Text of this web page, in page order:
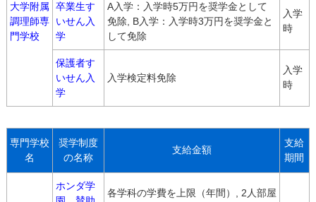
大学附属
調理師専
門学校
卒業生す
いせん入
学
A入学：入学時5万円を奨学金として
免除, B入学：入学時3万円を奨学金と
して免除
入学
時
保護者す
いせん入
学
入学検定料免除
入学
時
専門学校
名
奨学制度
の名称
支給金額
支給
期間
ホンダ学
各学科の学費を上限（年間）, 2人部屋